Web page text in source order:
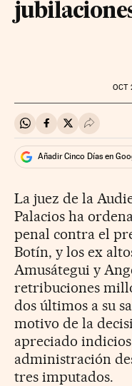
OCT
Compartir en
Compartir en
Compartir en
Añadir Cinco Días en
La juez de la
Palacios ha
penal contra el
Botín, y los ex
Amusátegui y
retribuciones
dos últimos a su
motivo de la
apreciado
administración
tres imputados.